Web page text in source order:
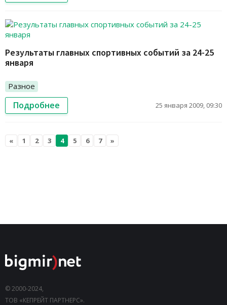
Результаты главных спортивных событий за 24-25
января
Разное
Подробнее 25 января 2009, 09:30
« 1 2 3 4 5 6 7 »
© 2000-2024,
ТОВ «КЕПРЕЙТ ПАРТНЕРС».